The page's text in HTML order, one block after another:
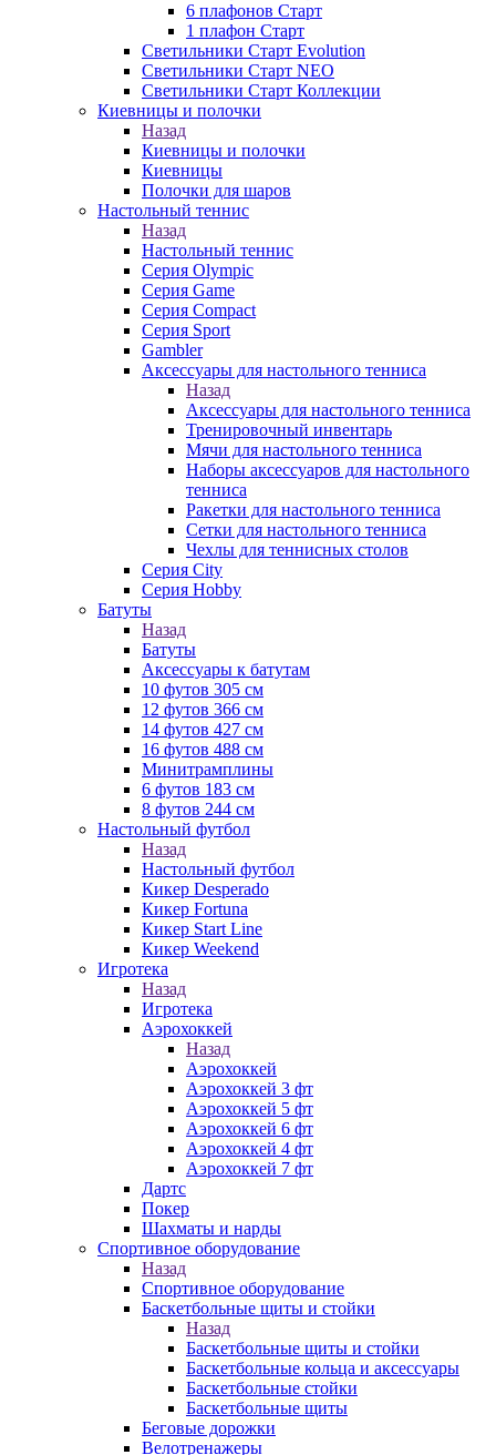
6 плафонов Старт
1 плафон Старт
Светильники Старт Evolution
Светильники Старт NEO
Светильники Старт Коллекции
Киевницы и полочки
Назад
Киевницы и полочки
Киевницы
Полочки для шаров
Настольный теннис
Назад
Настольный теннис
Серия Olympic
Серия Game
Серия Compact
Серия Sport
Gambler
Аксессуары для настольного тенниса
Назад
Аксессуары для настольного тенниса
Тренировочный инвентарь
Мячи для настольного тенниса
Наборы аксессуаров для настольного
тенниса
Ракетки для настольного тенниса
Сетки для настольного тенниса
Чехлы для теннисных столов
Серия City
Серия Hobby
Батуты
Назад
Батуты
Аксессуары к батутам
10 футов 305 см
12 футов 366 см
14 футов 427 см
16 футов 488 см
Минитрамплины
6 футов 183 см
8 футов 244 см
Настольный футбол
Назад
Настольный футбол
Кикер Desperado
Кикер Fortuna
Кикер Start Line
Кикер Weekend
Игротека
Назад
Игротека
Аэрохоккей
Назад
Аэрохоккей
Аэрохоккей 3 фт
Аэрохоккей 5 фт
Аэрохоккей 6 фт
Аэрохоккей 4 фт
Аэрохоккей 7 фт
Дартс
Покер
Шахматы и нарды
Спортивное оборудование
Назад
Спортивное оборудование
Баскетбольные щиты и стойки
Назад
Баскетбольные щиты и стойки
Баскетбольные кольца и аксессуары
Баскетбольные стойки
Баскетбольные щиты
Беговые дорожки
Велотренажеры